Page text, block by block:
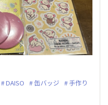
DAISO 缶バッジ
手作り